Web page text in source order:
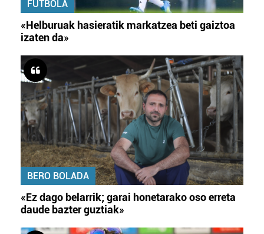
FUTBOLA
«Helburuak hasieratik markatzea beti gaiztoa
izaten da»
BERO BOLADA
«Ez dago belarrik; garai honetarako oso erreta
daude bazter guztiak»